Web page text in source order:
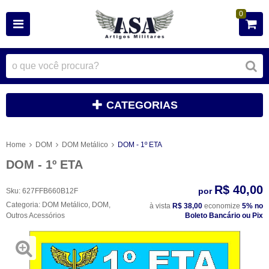
0
CATEGORIAS
Home DOM DOM Metálico DOM - 1º ETA
DOM - 1º ETA
Sku: 627FFB660B12F
Categoria: DOM Metálico DOM
Outros Acessórios
por R$ 40,00
à vista R$ 38,00 economize 5% no
Boleto Bancário ou Pix